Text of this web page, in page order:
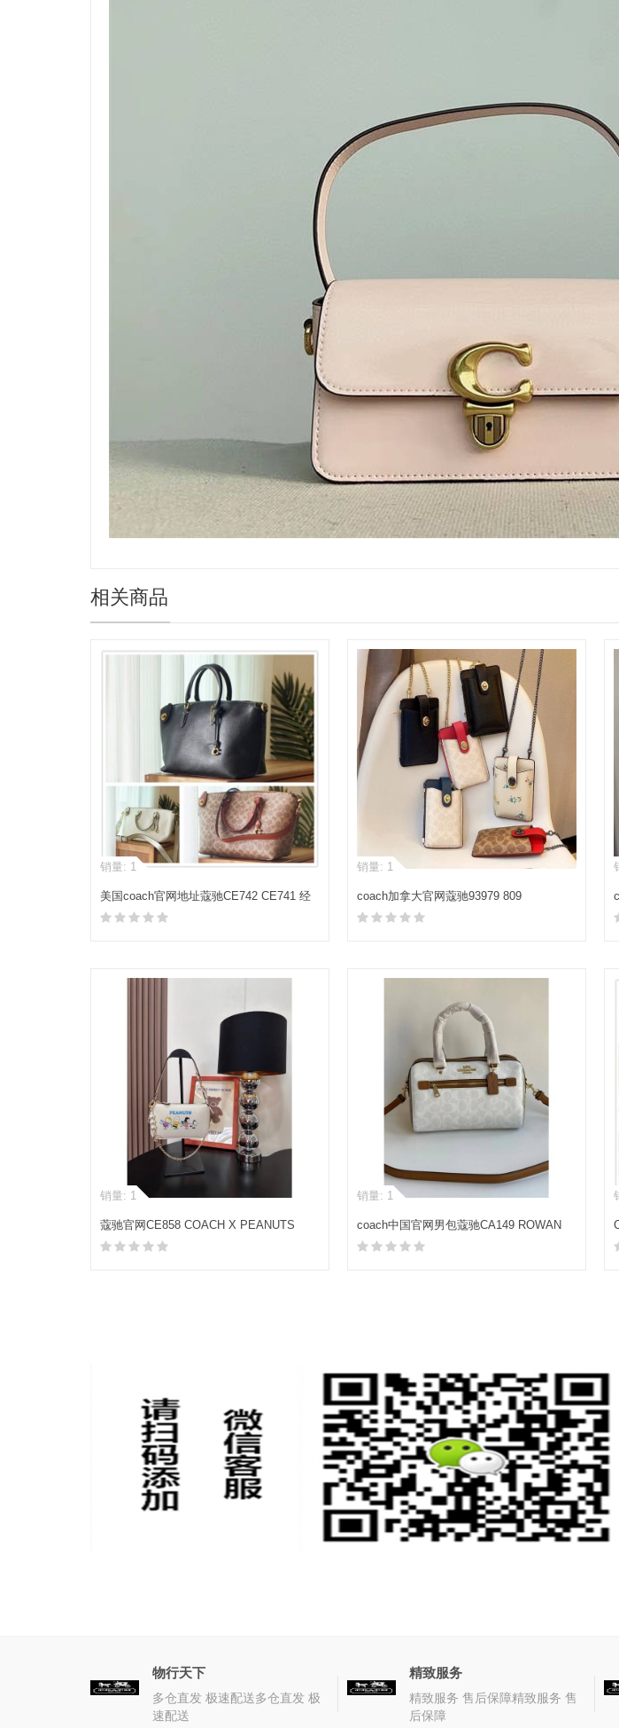
相关商品
销量: 1
美国coach官网地址蔻驰CE742 CE741 经
典标志CARA手袋饺子包
销量: 1
coach加拿大官网蔻驰93979 809
TURNLOCK CHAIN PHONE手机包
销量: 1
蔻驰官网CE858 COACH X PEANUTS
NOLITA 19 麻将包
销量: 1
coach中国官网男包蔻驰CA149 ROWAN
PVC波士顿枕头包
物行天下
多仓直发 极速配送多仓直发 极
速配送
精致服务
精致服务 售后保障精致服务 售
后保障